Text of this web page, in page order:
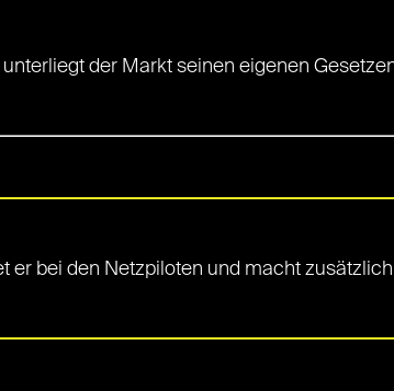
der Markt seinen eigenen
er bei den Netzpiloten und macht